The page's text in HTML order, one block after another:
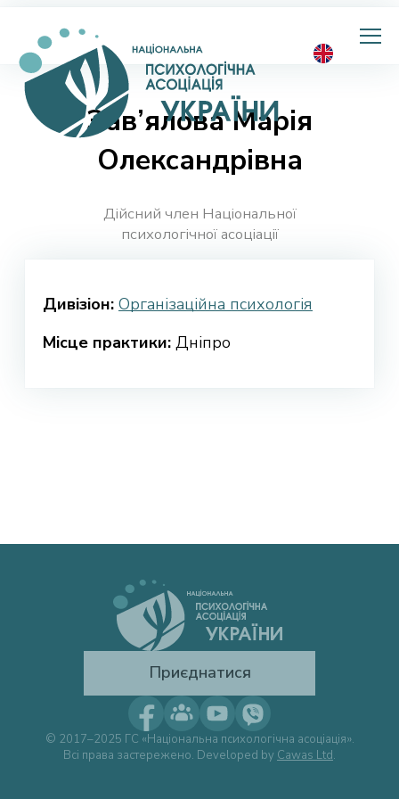
Національна
психологічна
Зав’ялова Марія
Олександрівна
Дійсний член Національної
психологічної асоціації
Дивізіон: Організаційна психологія
Місце практики: Дніпро
Приєднатися
© 2017–2025 ГС «Національна психологічна асоціація».
Всі права застережено. Developed by Cawas Ltd.